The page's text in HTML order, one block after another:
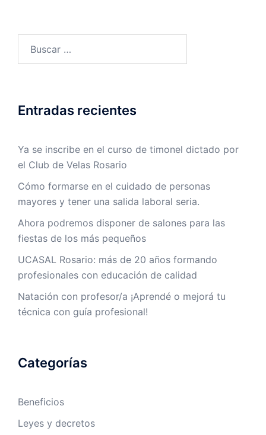
Entradas recientes
Ya se inscribe en el curso de timonel dictado por
el Club de Velas Rosario
Cómo formarse en el cuidado de personas
mayores y tener una salida laboral seria.
Ahora podremos disponer de salones para las
fiestas de los más pequeños
UCASAL Rosario: más de 20 años formando
profesionales con educación de calidad
Natación con profesor/a ¡Aprendé o mejorá tu
técnica con guía profesional!
Categorías
Beneficios
Leyes y decretos